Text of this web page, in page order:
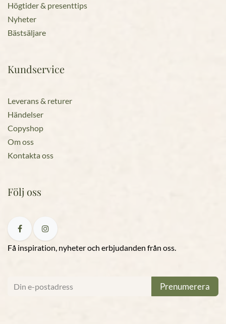
Högtider & presenttips
Nyheter
Bästsäljare
Kundservice
Leverans & returer
Händelser
Copyshop
Om oss
Kontakta oss
Följ oss
Få inspiration, nyheter och erbjudanden från oss.
Prenumerera